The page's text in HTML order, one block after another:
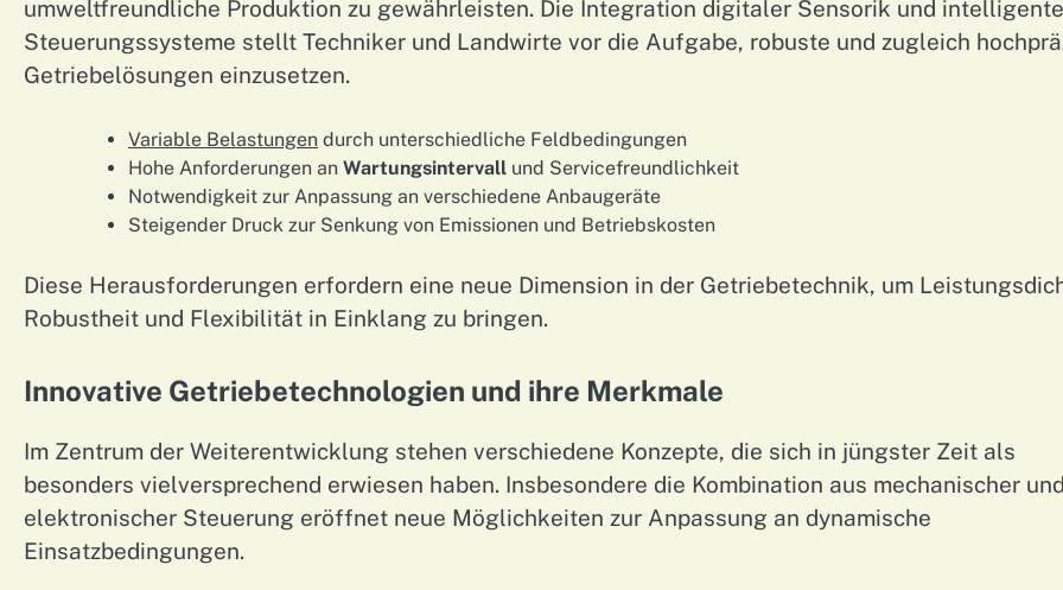
umweltfreundliche Produktion zu gewährleisten. Die Integration digitaler Sensorik und
Steuerungssysteme stellt Techniker und Landwirte vor die Aufgabe, robuste und zugleich
Getriebelösungen einzusetzen.
Variable Belastungen durch unterschiedliche Feldbedingungen
Hohe Anforderungen an Wartungsintervall und Servicefreundlichkeit
Notwendigkeit zur Anpassung an verschiedene Anbaugeräte
Steigender Druck zur Senkung von Emissionen und Betriebskosten
Diese Herausforderungen erfordern eine neue Dimension in der Getriebetechnik, um
Robustheit und Flexibilität in Einklang zu bringen.
Innovative Getriebetechnologien und ihre Merkmale
Im Zentrum der Weiterentwicklung stehen verschiedene Konzepte, die sich in jüngster Zeit als
besonders vielversprechend erwiesen haben. Insbesondere die Kombination aus mechanischer
elektronischer Steuerung eröffnet neue Möglichkeiten zur Anpassung an dynamische
Einsatzbedingungen.